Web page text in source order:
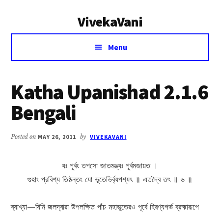
VivekaVani
Voice
Vivekananda
Menu
Katha Upanishad 2.1.6
Bengali
Posted on MAY 26, 2011 by VIVEKAVANI
যঃ পূর্বং তপসো জাতমদ্ভ্যঃ পূর্বমজায়ত ।
গুহাং প্রবিশ্য তিষ্ঠন্তং যো ভূতেভির্ব্যপশ্যৎ ॥ এতদ্বৈ তৎ ॥ ৬ ॥
ব্যাখ্যা—যিনি জলদ্বারা উপলক্ষিত পাঁচ মহাভূতেরও পূর্বে হিরণ্যগর্ভ ব্রহ্মারূপে